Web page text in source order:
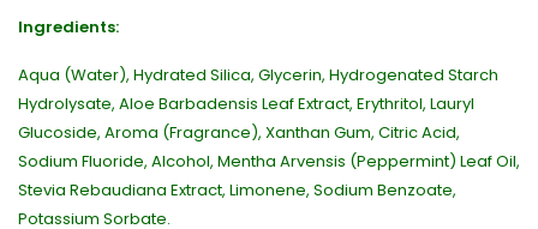
Ingredients:
Aqua (Water), Hydrated Silica, Glycerin, Hydrogenated Starch
Hydrolysate, Aloe Barbadensis Leaf Extract, Erythritol, Lauryl
Glucoside, Aroma (Fragrance), Xanthan Gum, Citric Acid,
Sodium Fluoride, Alcohol, Mentha Arvensis (Peppermint) Leaf Oil,
Stevia Rebaudiana Extract, Limonene, Sodium Benzoate,
Potassium Sorbate.